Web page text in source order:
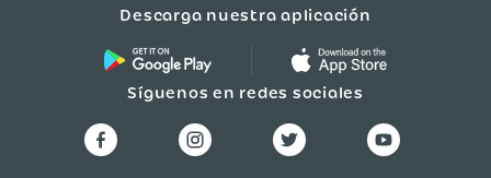
Descarga nuestra aplicación
Síguenos en redes sociales